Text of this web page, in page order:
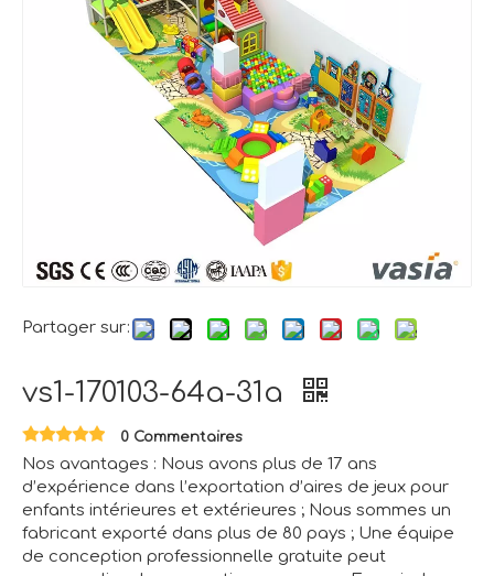
Partager sur:
vs1-170103-64a-31a
0 Commentaires
Nos avantages : Nous avons plus de 17 ans
d’expérience dans l’exportation d’aires de jeux pour
enfants intérieures et extérieures ; Nous sommes un
fabricant exporté dans plus de 80 pays ; Une équipe
de conception professionnelle gratuite peut